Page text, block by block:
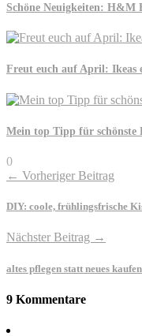
Schöne Neuigkeiten: H&M
Freut euch auf April:
Mein top Tipp für schönste
0
← Vorheriger Beitrag
DIY: coole, frühlingsfrische
Nächster Beitrag →
altes pflegen statt neues
9 Kommentare